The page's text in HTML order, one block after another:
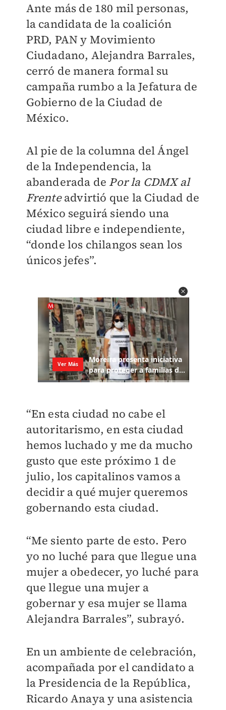
Ante más de 180 mil personas,
la candidata de la coalición
PRD, PAN y Movimiento
Ciudadano, Alejandra Barrales,
cerró de manera formal su
campaña rumbo a la Jefatura de
Gobierno de la Ciudad de
México.
Al pie de la columna del Ángel
de la Independencia, la
abanderada de Por la CDMX al
Frenteadvirtió que la Ciudad de
México seguirá siendo una
ciudad libre e independiente,
“donde los chilangos sean los
únicos jefes”.
“En esta ciudad no cabe el
autoritarismo, en esta ciudad
hemos luchado y me da mucho
gusto que este próximo 1 de
julio, los capitalinos vamos a
decidir a qué mujer queremos
gobernando esta ciudad.
“Me siento parte de esto. Pero
yo no luché para que llegue una
mujer a obedecer, yo luché para
que llegue una mujer a
gobernar y esa mujer se llama
Alejandra Barrales”, subrayó.
En un ambiente de celebración,
acompañada por el candidato a
la Presidencia de la República,
Ricardo Anaya y una asistencia